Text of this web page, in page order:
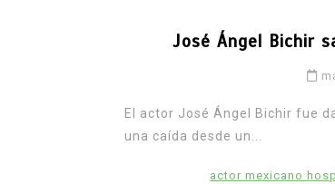
José Ángel Bichir
El actor José Ángel Bichir fue
una caída desde un...
actor mexicano